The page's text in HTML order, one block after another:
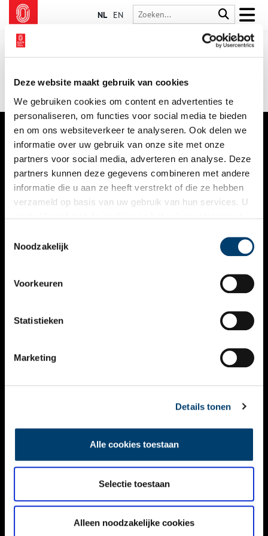
Deze website maakt gebruik van cookies
We gebruiken cookies om content en advertenties te
personaliseren, om functies voor social media te bieden
en om ons websiteverkeer te analyseren. Ook delen we
informatie over uw gebruik van onze site met onze
partners voor social media, adverteren en analyse. Deze
partners kunnen deze gegevens combineren met andere
informatie die u aan ze heeft verstrekt of die ze hebben
verzameld op basis van uw gebruik van hun services. U
Noodzakelijk
Voorkeuren
Statistieken
Marketing
Details tonen
Alle cookies toestaan
Selectie toestaan
Alleen noodzakelijke cookies
NL EN
VERHALEN
NIEUWS
KALENDER
ACTIVITEITEN
NIEUWSBRIEF
DISCLAIMER
TOEGANKELIJKHEID
Volg ONH op social media